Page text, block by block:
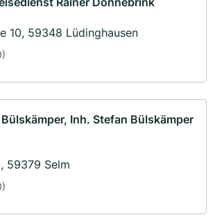
10, 59348 Lüdinghausen
Bülskämper, Inh. Stefan Bülskämper
59379 Selm